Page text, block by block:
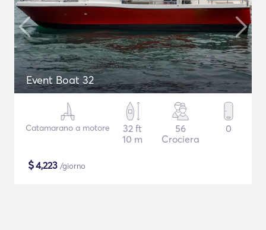
Event Boat 32
Catamarano a motore
32 ft
10 m
56
Crociera
0
$4,223 /giorno